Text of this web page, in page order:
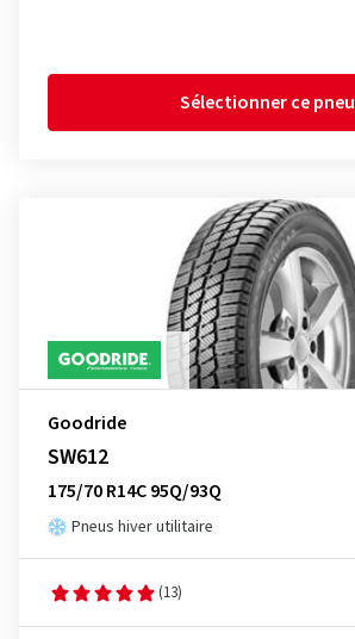
Sélectionner ce pneu
Goodride
SW612
175/70 R14C 95Q/93Q
Pneus hiver utilitaire
(13)